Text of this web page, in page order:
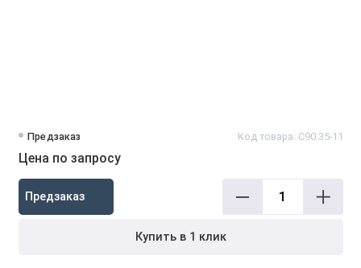
Предзаказ Код товара: С90.35-11
Цена по запросу
Предзаказ
Купить в 1 клик